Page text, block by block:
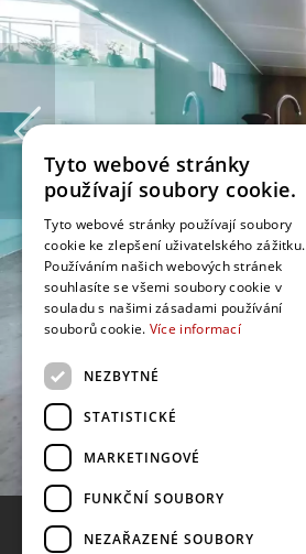
Tyto webové stránky
používají soubory cookie.
Tyto webové stránky používají soubory
cookie ke zlepšení uživatelského zážitku.
Používáním našich webových stránek
souhlasíte se všemi soubory cookie v
souladu s našimi zásadami používání
souborů cookie. Více informací
NEZBYTNÉ
STATISTICKÉ
MARKETINGOVÉ
FUNKČNÍ SOUBORY
NEZAŘAZENÉ SOUBORY